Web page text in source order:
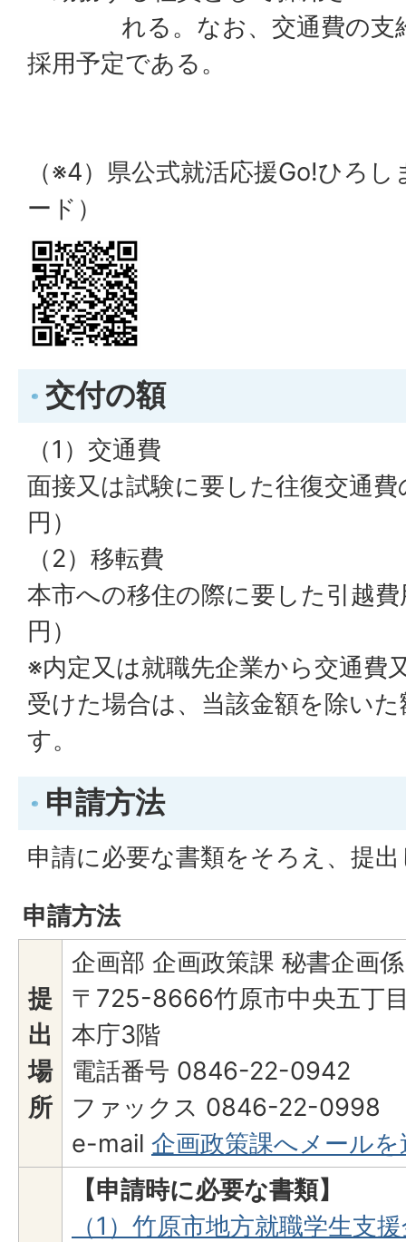
れる。なお、交通費の支給
採用予定である。
（※4）県公式就活応援Go!ひろ
ード）
交付の額
（1）交通費
面接又は試験に要した往復交通
円）
（2）移転費
本市への移住の際に要した引越
円）
※内定又は就職先企業から交通費
受けた場合は、当該金額を除い
す。
申請方法
申請に必要な書類をそろえ、提
申請方法
提
出
場
所
企画部 企画政策課 秘書企画係
〒725-8666竹原市中央五丁
本庁3階
電話番号 0846-22-0942
ファックス 0846-22-0998
e-mail 企画政策課へメールを
【申請時に必要な書類】
（1）竹原市地方就職学生支